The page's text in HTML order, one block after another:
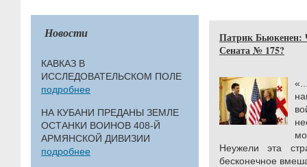
Новости
КАВКАЗ В
ИССЛЕДОВАТЕЛЬСКОМ ПОЛЕ
подробнее
НА КУБАНИ ПРЕДАНЫ ЗЕМЛЕ
ОСТАНКИ ВОИНОВ 408-Й
АРМЯНСКОЙ ДИВИЗИИ
подробнее
Патрик Бьюкенен:
Сената № 175?
Неужели эта
бесконечное